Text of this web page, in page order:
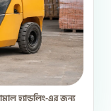
হ্যান্ডলিং-এর জন্য